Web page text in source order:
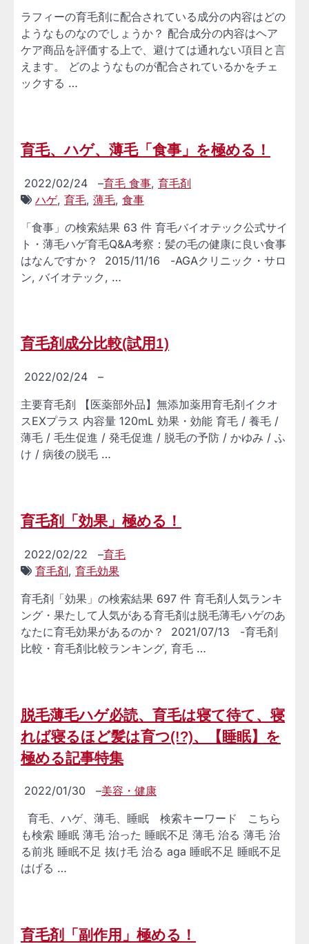
ラフィーの育毛剤に配合されている成分の内容はどの
ようなものなのでしょうか？ 配合成分の内容はヘア
ケア商品を評価する上で、避けては通れない項目と言
えます。 どのようなものが配合されているかをチェ
ックする …
育毛、ハゲ、薄毛「食事」を極める！
2022/02/24 –育毛 食事, 育毛剤
ハゲ, 育毛, 薄毛, 食事
「食事」の検索結果 63 件 育毛バイオテック公式サイ
ト・薄毛ハゲ育毛Q&A考察：髪の毛の健康に良い食事
はなんですか？ 2015/11/16 -AGAクリニック・サロ
ン, バイオテック, …
育毛剤成分比較(試用1)
2022/02/24
–
主要育毛剤 【医薬部外品】無添加薬用育毛剤イクオ
スEXプラス 内容量 120mL 効果・効能 育毛 / 養毛 /
薄毛 / 毛生促進 / 発毛促進 / 脱毛の予防 / かゆみ / ふ
け / 病後の脱毛 …
育毛剤「効果」極める！
2022/02/22 –育毛
育毛剤, 育毛効果
育毛剤「効果」の検索結果 697 件 育毛剤人気ランキ
ング・果たして人気がある育毛剤は脱毛薄毛ハゲのあ
なたに育毛効果があるのか？ 2021/07/13 -育毛剤
比較・育毛剤比較ランキング, 育毛 …
脱毛薄毛ハゲ必読、育毛は寝て待て、寝
れば寝るほど髪は育つ(!?)、【睡眠】を
極める記事特集
2022/01/30 –美容・健康
育毛、ハゲ、薄毛、睡眠 検索キーワード こちら
も検索 睡眠 薄毛 治った 睡眠不足 薄毛 治る 薄毛 治
る前兆 睡眠不足 抜け毛 治る aga 睡眠不足 睡眠不足
はげる …
育毛剤「副作用」極める！